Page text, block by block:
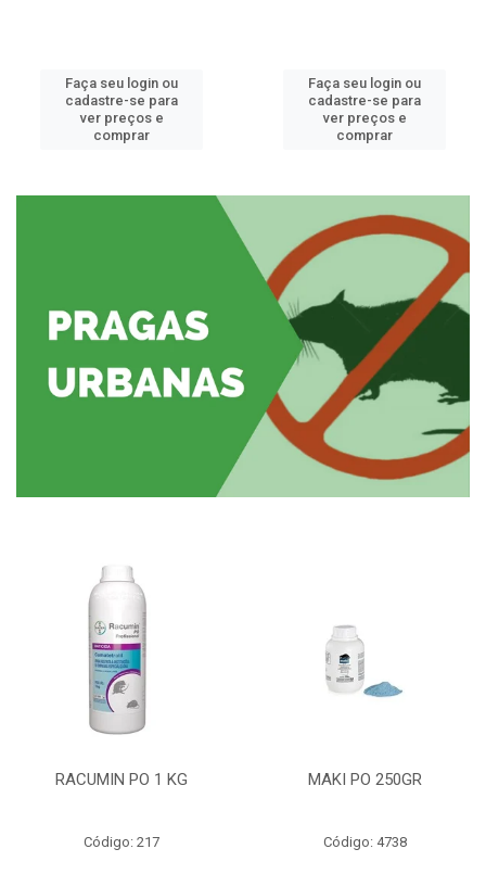
Faça seu login ou
cadastre-se para
ver preços e
comprar
Faça seu login ou
cadastre-se para
ver preços e
comprar
RACUMIN PO 1 KG
Código: 217
MAKI PO 250GR
Código: 4738